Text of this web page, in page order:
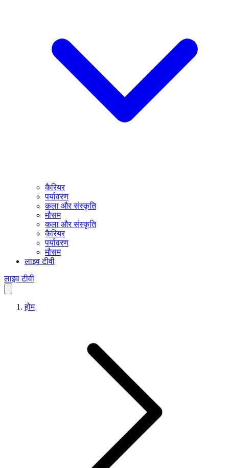
कैरियर
पर्यावरण
कला और संस्कृति
मौसम
कला और संस्कृति
कैरियर
पर्यावरण
मौसम
लाइव टीवी
लाइव टीवी
होम